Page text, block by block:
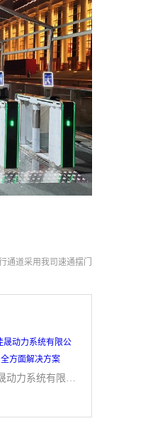
通道采用我司速通摆门
江苏佳晟动力系统有限公司出入口全方面解决方案